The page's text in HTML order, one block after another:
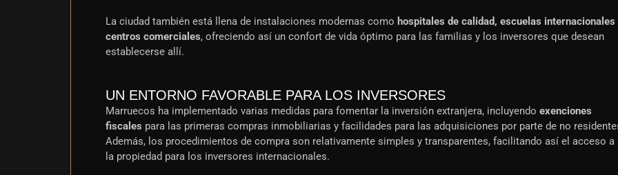
La ciudad también está llena de instalaciones modernas como hospitales de calidad, escuelas internacionales
centros comerciales, ofreciendo así un confort de vida óptimo para las familias y los inversores que desean
establecerse allí.
UN ENTORNO FAVORABLE PARA LOS INVERSORES
Marruecos ha implementado varias medidas para fomentar la inversión extranjera, incluyendo exenciones
fiscales para las primeras compras inmobiliarias y facilidades para las adquisiciones por parte de no
Además, los procedimientos de compra son relativamente simples y transparentes, facilitando así el acceso a
la propiedad para los inversores internacionales.